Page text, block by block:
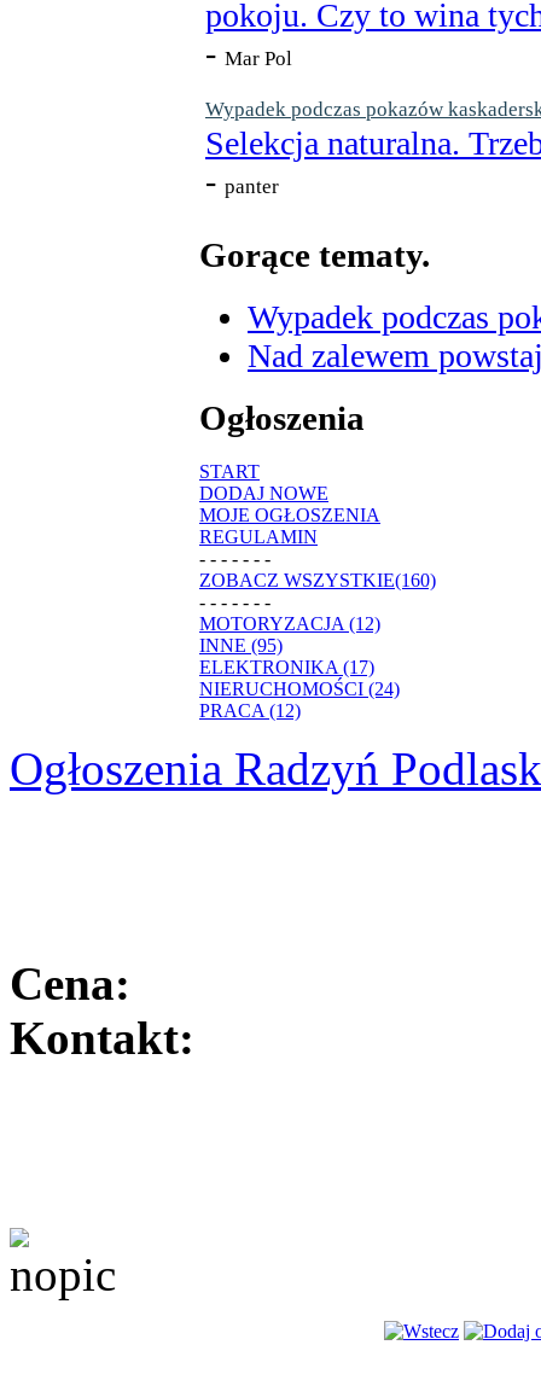
pokoju. Czy to wina
- Mar Pol
Wypadek podczas pokazów
Selekcja naturalna.
- panter
Gorące tematy.
Wypadek podczas
Nad zalewem
Ogłoszenia
START
DODAJ NOWE
MOJE OGŁOSZENIA
REGULAMIN
- - - - - - -
ZOBACZ WSZYSTKIE(160)
- - - - - - -
MOTORYZACJA (12)
INNE (95)
ELEKTRONIKA (17)
NIERUCHOMOŚCI (24)
PRACA (12)
Ogłoszenia Radzyń
Cena:
Kontakt: